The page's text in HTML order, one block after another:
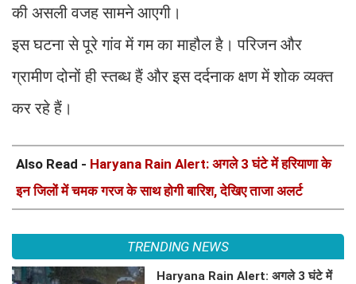
की असली वजह सामने आएगी।
इस घटना से पूरे गांव में गम का माहौल है। परिजन और
ग्रामीण दोनों ही स्तब्ध हैं और इस दर्दनाक क्षण में शोक व्यक्त
कर रहे हैं।
Also Read - Haryana Rain Alert: अगले 3 घंटे में हरियाणा के
इन जिलों में चमक गरज के साथ होगी बारिश, देखिए ताजा अलर्ट
TRENDING NEWS
Haryana Rain Alert: अगले 3 घंटे में